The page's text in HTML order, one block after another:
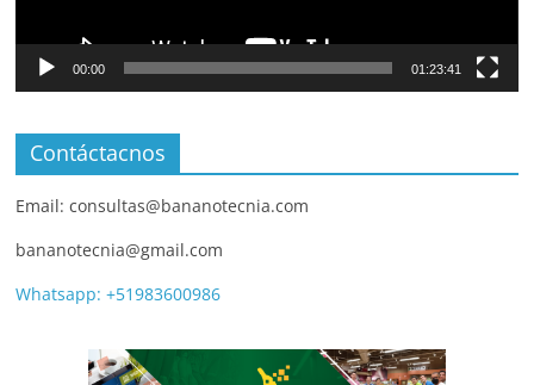
00:00 01:23:41
Contáctacnos
Email: consultas@bananotecnia.com
bananotecnia@gmail.com
Whatsapp: +51983600986